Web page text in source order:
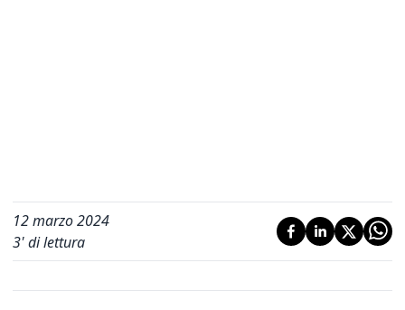
12 marzo 2024
3' di lettura